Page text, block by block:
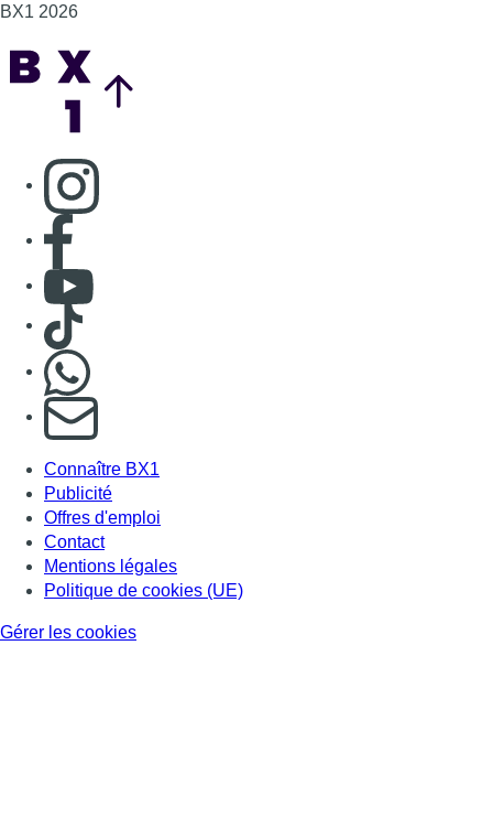
BX1 2026
Consulter page Instagram
Consulter page Facebook
Consulter Youtube
Consulter TikTok
S'abonner à notre newsletter
Connaître BX1
Publicité
Offres d'emploi
Contact
Mentions légales
Politique de cookies (UE)
Gérer les cookies